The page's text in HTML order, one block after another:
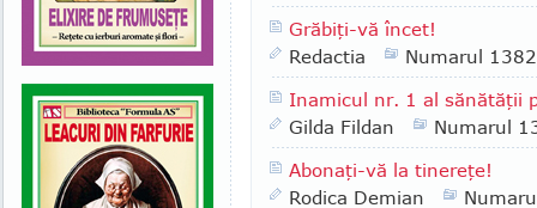
Grăbiţi-vă încet!
Redactia
Numarul 1382
Inamicul nr. 1 al sănătăţii
Gilda Fildan
Numarul
Abonaţi-vă la tinereţe!
Rodica Demian